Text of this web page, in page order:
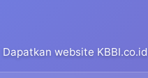
Dapatkan website